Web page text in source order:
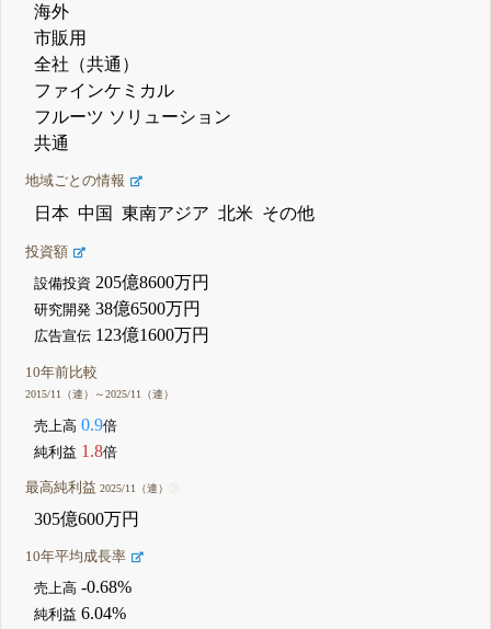
海外
市販用
全社（共通）
ファインケミカル
フルーツ ソリューション
共通
地域ごとの情報
日本 中国 東南アジア 北米 その他
投資額
設備投資 205億8600万円
研究開発 38億6500万円
広告宣伝 123億1600万円
10年前比較
2015/11（連）～2025/11（連）
売上高 0.9倍
純利益 1.8倍
最高純利益2025/11（連）
305億600万円
10年平均成長率
売上高 -0.68%
純利益 6.04%